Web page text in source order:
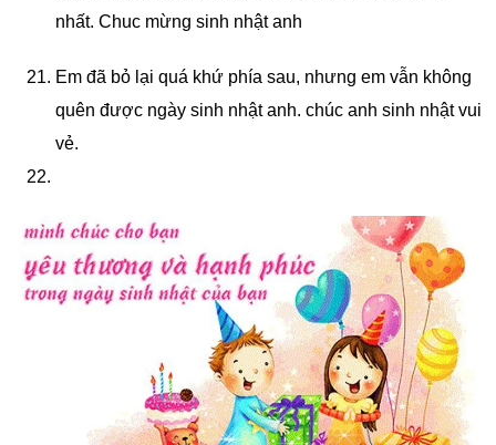
nhất. Chuc mừng sinh nhật anh
Em đã bỏ lại quá khứ phía sau, nhưng em vẫn không
quên được ngày sinh nhật anh. chúc anh sinh nhật vui
vẻ.